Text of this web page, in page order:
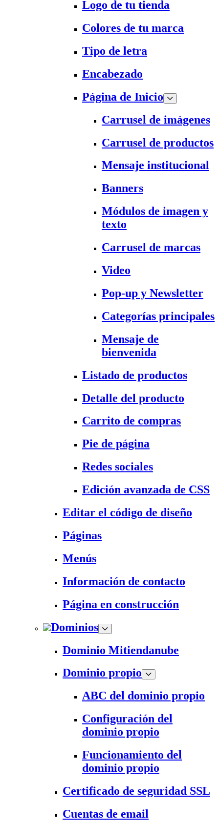
Logo de tu tienda
Colores de tu marca
Tipo de letra
Encabezado
Página de Inicio
Carrusel de imágenes
Carrusel de productos
Mensaje institucional
Banners
Módulos de imagen y
texto
Carrusel de marcas
Video
Pop-up y Newsletter
Categorías principales
Mensaje de
bienvenida
Listado de productos
Detalle del producto
Carrito de compras
Pie de página
Redes sociales
Edición avanzada de CSS
Editar el código de diseño
Páginas
Menús
Información de contacto
Página en construcción
Dominios
Dominio Mitiendanube
Dominio propio
ABC del dominio propio
Configuración del
dominio propio
Funcionamiento del
dominio propio
Certificado de seguridad SSL
Cuentas de email